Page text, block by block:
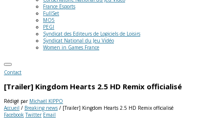
France Esports
FullSet
MO5
PEGI
Syndicat des Editeurs de Logiciels de Loisirs
Syndicat National du Jeu Vidéo
Women in Games France
Contact
[Trailer] Kingdom Hearts 2.5 HD Remix officialisé
Rédigé par Michaël KIPPO
Accueil / Breaking news / [Trailer] Kingdom Hearts 2.5 HD Remix officialisé
Facebook Twitter Email